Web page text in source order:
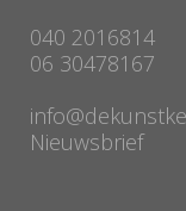
040 2016814
06 30478167
Nieuwsbrief